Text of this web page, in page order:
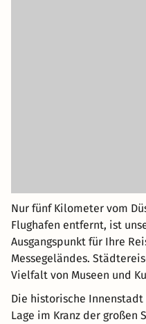
Nur fünf Kilometer vom
Flughafen entfernt, ist
Ausgangspunkt für Ihre
Messegeländes.
Vielfalt von Museen und
Die historische
Lage im Kranz der großen